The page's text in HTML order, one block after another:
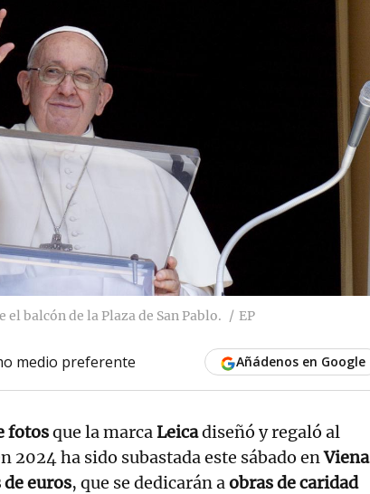
el balcón de la Plaza de San Pablo. EP
medio preferente Añádenos en Google
fotosque la marcaLeicadiseñó y regaló al
2024 ha sido subastada este sábado enViena
euros, que se dedicarán aobras de caridad